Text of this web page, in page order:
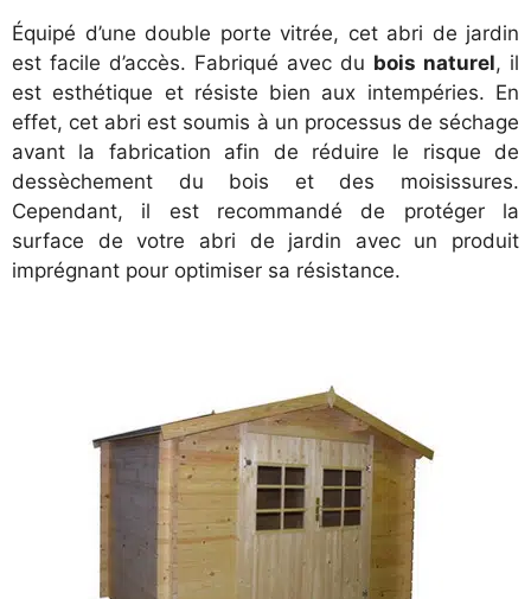
Équipé d’une double porte vitrée, cet abri de jardin
est facile d’accès. Fabriqué avec du bois naturel, il
est esthétique et résiste bien aux intempéries. En
effet, cet abri est soumis à un processus de séchage
avant la fabrication afin de réduire le risque de
dessèchement du bois et des moisissures.
Cependant, il est recommandé de protéger la
surface de votre abri de jardin avec un produit
imprégnant pour optimiser sa résistance.